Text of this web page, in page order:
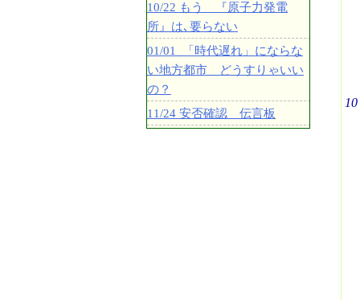
10
10/22 もう 『原子力発電
所』は､要らない
01/01 「時代遅れ」にならな
い地方都市 どうすりゃいい
の？
11/24 安否確認 伝言板